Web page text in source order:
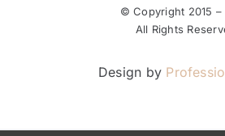
© Copyright 2015 –
All Rights
Design by